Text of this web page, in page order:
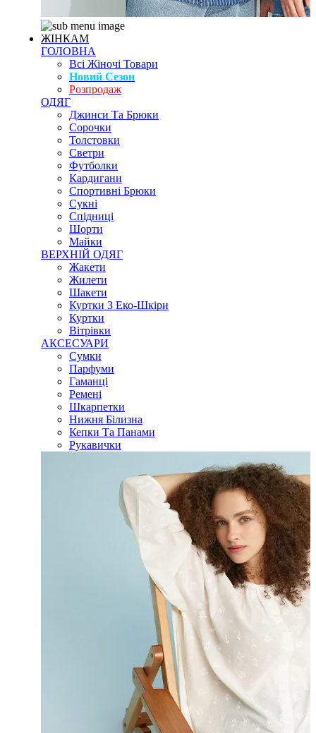
ЖІНКАМ
ГОЛОВНА
Всі Жіночі Товари
Новий Сезон
Розпродаж
ОДЯГ
Джинси Та Брюки
Сорочки
Толстовки
Светри
Футболки
Кардигани
Спортивні Брюки
Сукні
Спідниці
Шорти
Майки
ВЕРХНІЙ ОДЯГ
Жакети
Жилети
Шакети
Куртки З Еко-Шкіри
Куртки
Вітрівки
АКСЕСУАРИ
Сумки
Парфуми
Гаманці
Ремені
Шкарпетки
Нижня Білизна
Кепки Та Панами
Рукавички